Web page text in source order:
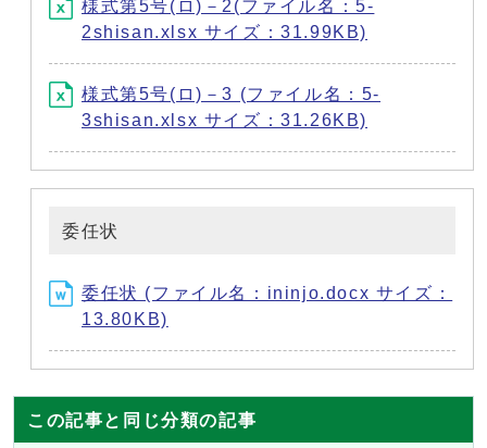
様式第5号(ロ)－2(ファイル名：5-
2shisan.xlsx サイズ：31.99KB)
様式第5号(ロ)－3 (ファイル名：5-
3shisan.xlsx サイズ：31.26KB)
委任状
委任状 (ファイル名：ininjo.docx サイズ：
13.80KB)
この記事と同じ分類の記事